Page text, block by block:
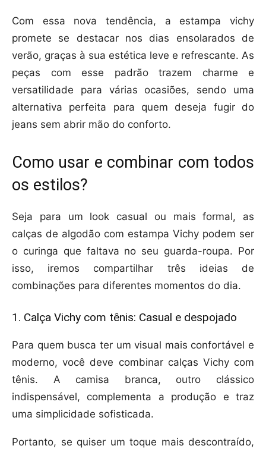
Com essa nova tendência, a estampa vichy
promete se destacar nos dias ensolarados de
verão, graças à sua estética leve e refrescante. As
peças com esse padrão trazem charme e
versatilidade para várias ocasiões, sendo uma
alternativa perfeita para quem deseja fugir do
jeans sem abrir mão do conforto.
Como usar e combinar com todos
os estilos?
Seja para um look casual ou mais formal, as
calças de algodão com estampa Vichy podem ser
o curinga que faltava no seu guarda-roupa. Por
isso, iremos compartilhar três ideias de
combinações para diferentes momentos do dia.
1. Calça Vichy com tênis: Casual e despojado
Para quem busca ter um visual mais confortável e
moderno, você deve combinar calças Vichy com
tênis. A camisa branca, outro clássico
indispensável, complementa a produção e traz
uma simplicidade sofisticada.
Portanto, se quiser um toque mais descontraído,